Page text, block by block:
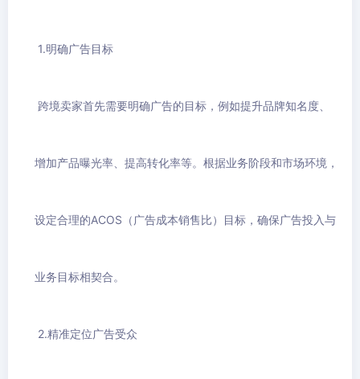
1.明确广告目标
跨境卖家首先需要明确广告的目标，例如提升品牌知名度、
增加产品曝光率、提高转化率等。根据业务阶段和市场环境，
设定合理的ACOS（广告成本销售比）目标，确保广告投入与
业务目标相契合。
2.精准定位广告受众